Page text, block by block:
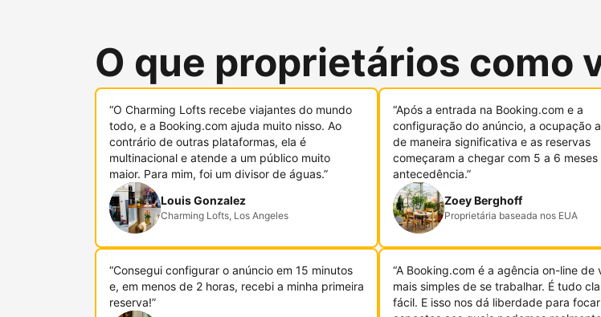
O que proprietários como
“O Charming Lofts recebe viajantes do mundo
todo, e a Booking.com ajuda muito nisso. Ao
contrário de outras plataformas, ela é
multinacional e atende a um público muito
maior. Para mim, foi um divisor de águas.”
Louis Gonzalez
Charming Lofts, Los Angeles
“Após a entrada na Booking.com e a
configuração do anúncio, a ocupação
de maneira significativa e as reservas
começaram a chegar com 5 a 6 meses
antecedência.”
Zoey Berghoff
Proprietária baseada nos EUA
“Consegui configurar o anúncio em 15 minutos
e, em menos de 2 horas, recebi a minha primeira
reserva!”
“A Booking.com é a agência on-line de
mais simples de se trabalhar. É tudo
fácil. E isso nos dá liberdade para